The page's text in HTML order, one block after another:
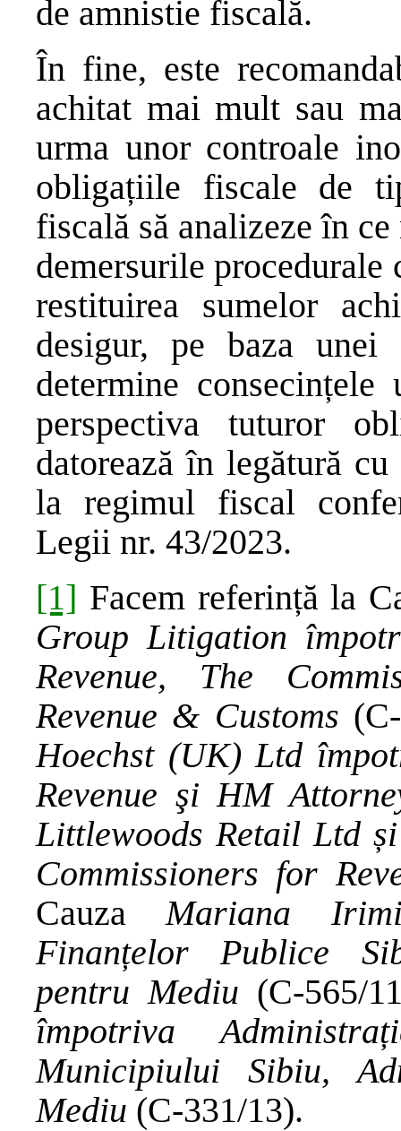
de amnistie fiscală.
În fine, este
achitat mai mult sau
urma unor controale
obligațiile fiscale de
fiscală să analizeze în
demersurile
restituirea sumelor
desigur, pe baza
determine consecințele
perspectiva tuturor
datorează în legătură
la regimul fiscal
Legii nr. 43/2023.
[1] Facem referință la
Group Litigation
Revenue, The
Revenue & Customs
Hoechst (UK) Ltd
Revenue şi HM
Littlewoods Retail Ltd
Commissioners for
CauzaMariana
Finanțelor Publice
pentru Mediu (C-565/
împotriva
Municipiului Sibiu,
Mediu (C-331/13).